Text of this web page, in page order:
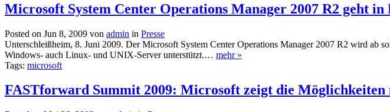
Microsoft System Center Operations Manager 2007 R2 geht
Posted on Jun 8, 2009 von admin in Presse
Unterschleißheim, 8. Juni 2009. Der Microsoft System Center Operations Manager 2007 R2 wird ab
Windows- auch Linux- und UNIX-Server unterstützt.… mehr »
Tags: microsoft
FASTforward Summit 2009: Microsoft zeigt die Möglichkeiten